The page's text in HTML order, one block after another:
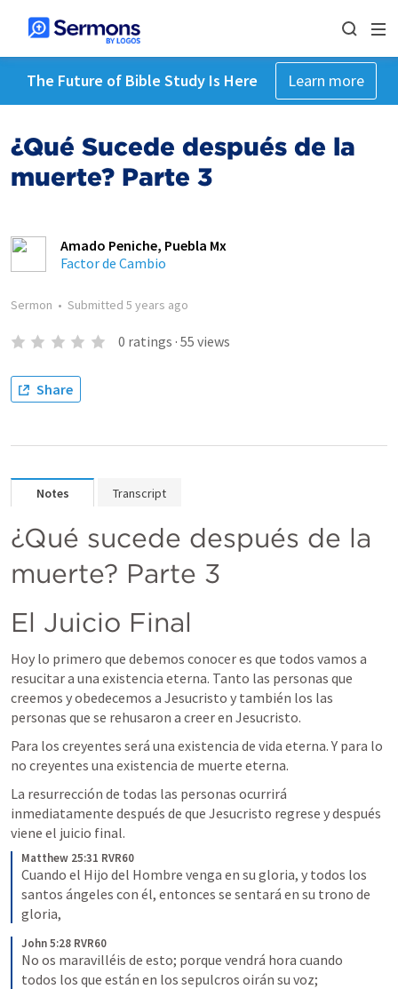
The Future of Bible Study Is Here Learn more
¿Qué Sucede después de la
muerte? Parte 3
Amado Peniche, Puebla Mx
Factor de Cambio
Sermon • Submitted 5 years ago
0 ratings · 55 views
Share
Notes Transcript
¿Qué sucede después de la
muerte? Parte 3
El Juicio Final
Hoy lo primero que debemos conocer es que todos vamos a
resucitar a una existencia eterna. Tanto las personas que
creemos y obedecemos a Jesucristo y también los las
personas que se rehusaron a creer en Jesucristo.
Para los creyentes será una existencia de vida eterna. Y para lo
no creyentes una existencia de muerte eterna.
La resurrección de todas las personas ocurrirá
inmediatamente después de que Jesucristo regrese y después
viene el juicio final.
Matthew 25:31 RVR60
Cuando el Hijo del Hombre venga en su gloria, y todos los
santos ángeles con él, entonces se sentará en su trono de
gloria,
John 5:28 RVR60
No os maravilléis de esto; porque vendrá hora cuando
todos los que están en los sepulcros oirán su voz;